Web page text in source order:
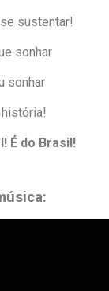
sustentar!
sonhar
sonhar
É do Brasil!